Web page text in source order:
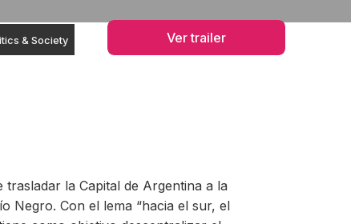
& Society Ver trailer
la Capital de Argentina a la
Negro. Con el lema “hacia el sur, el